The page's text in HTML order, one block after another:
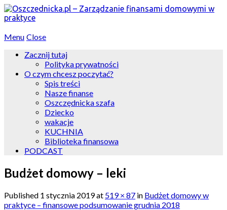
Menu Close
Zacznij tutaj
Polityka prywatności
O czym chcesz poczytać?
Spis treści
Nasze finanse
Oszczędnicka szafa
Dziecko
wakacje
KUCHNIA
Biblioteka finansowa
PODCAST
Budżet domowy – leki
Published 1 stycznia 2019at 519 × 87 in Budżet domowy w
praktyce – finansowe podsumowanie grudnia 2018